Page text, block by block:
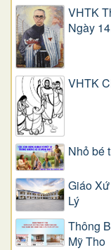
VHTK
Ngày
VHTK
Nhỏ bé
Giáo
Lý
Thông
Mỹ Tho